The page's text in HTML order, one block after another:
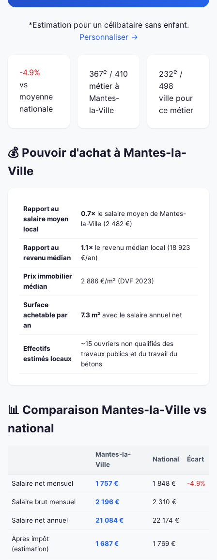
*Estimation pour un célibataire sans enfant.
Personnaliser →
-4.9%
vs
moyenne
nationale
367e / 410
métier à
Mantes-
la-Ville
232e /
498
ville pour
ce métier
💰 Pouvoir d'achat à Mantes-la-
Ville
Rapport au
salaire moyen
local
0.7× le salaire moyen de Mantes-
la-Ville (2 482 €)
Rapport au
revenu médian
1.1× le revenu médian local (18 923
€/an)
Prix immobilier
médian
2 886 €/m² (DVF 2023)
Surface
achetable par
an
7.3 m² avec le salaire annuel net
Effectifs
estimés locaux
~15 ouvriers non qualifiés des
travaux publics et du travail du
bétons
📊 Comparaison Mantes-la-Ville vs
national
Mantes-la-
Ville
National Écart
Salaire net mensuel 1 757 € 1 848 € -4.9%
Salaire brut mensuel 2 196 € 2 310 €
Salaire net annuel 21 084 € 22 174 €
Après impôt
(estimation)
1 687 € 1 769 €